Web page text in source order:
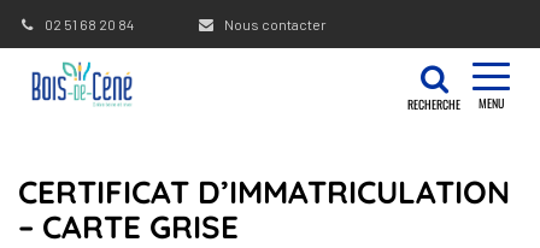
02 51 68 20 84 Nous contacter
RECHERCHE MENU
CERTIFICAT D’IMMATRICULATION
– CARTE GRISE